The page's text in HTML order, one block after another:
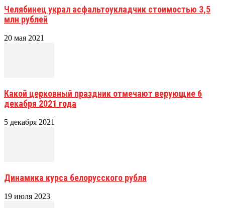
Челябинец украл асфальтоукладчик стоимостью 3,5
млн рублей
20 мая 2021
Какой церковный праздник отмечают верующие 6
декабря 2021 года
5 декабря 2021
Динамика курса белорусского рубля
19 июля 2023